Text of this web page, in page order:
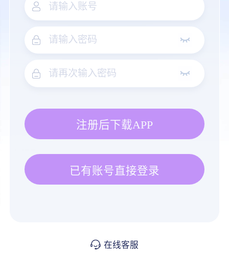
注册后下载APP
已有账号直接登录
在线客服